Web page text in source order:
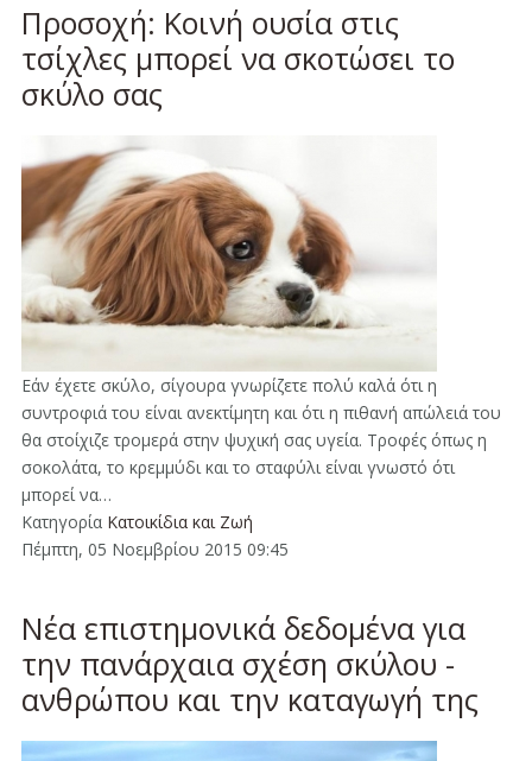
Προσοχή: Κοινή ουσία στις
τσίχλες μπορεί να σκοτώσει το
σκύλο σας
Εάν έχετε σκύλο, σίγουρα γνωρίζετε πολύ καλά ότι η
συντροφιά του είναι ανεκτίμητη και ότι η πιθανή απώλειά του
θα στοίχιζε τρομερά στην ψυχική σας υγεία. Τροφές όπως η
σοκολάτα, το κρεμμύδι και το σταφύλι είναι γνωστό ότι
μπορεί να…
Κατηγορία Κατοικίδια και Ζωή
Πέμπτη, 05 Νοεμβρίου 2015 09:45
Nέα επιστημονικά δεδομένα για
την πανάρχαια σχέση σκύλου -
ανθρώπου και την καταγωγή της